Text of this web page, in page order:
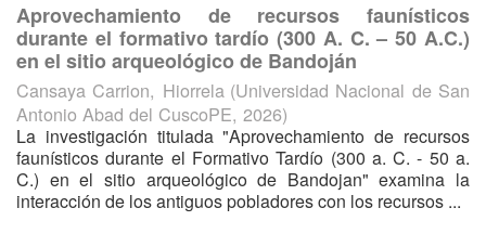
Aprovechamiento de recursos faunísticos
durante el formativo tardío (300 A. C. – 50 A.C.)
en el sitio arqueológico de Bandoján
Cansaya Carrion, Hiorrela (Universidad Nacional de San
Antonio Abad del CuscoPE, 2026)
La investigación titulada "Aprovechamiento de recursos
faunísticos durante el Formativo Tardío (300 a. C. - 50 a.
C.) en el sitio arqueológico de Bandojan" examina la
interacción de los antiguos pobladores con los recursos ...